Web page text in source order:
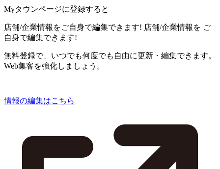
Myタウンページに登録すると
店舗/企業情報をご自身で編集できます! 店舗/企業情報を ご
自身で編集できます!
無料登録で、いつでも何度でも自由に更新・編集できます。
Web集客を強化しましょう。
情報の編集はこちら